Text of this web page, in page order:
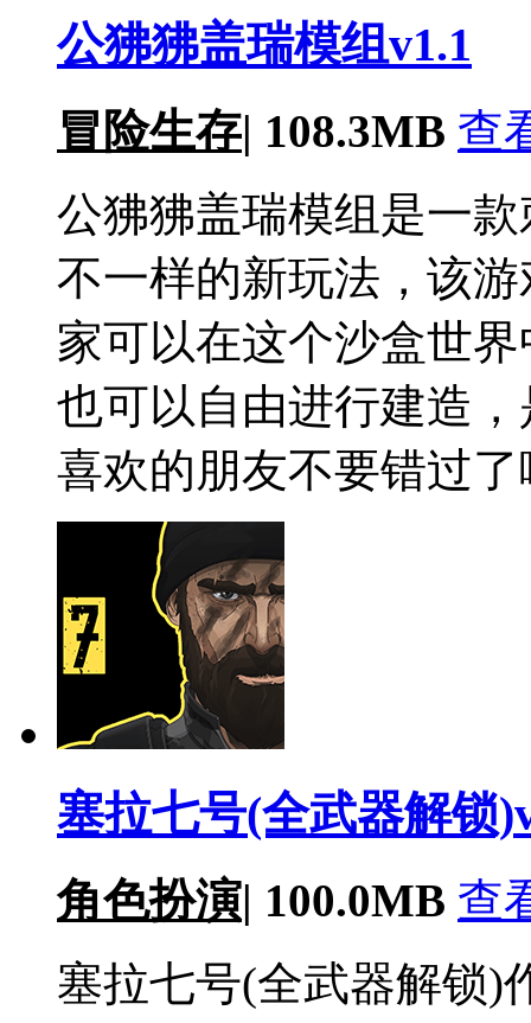
公狒狒盖瑞模组v1.1
冒险生存| 108.3MB 查
公狒狒盖瑞模组是一
不一样的新玩法，该
家可以在这个沙盒世
也可以自由进行建造
喜欢的朋友不要错过
塞拉七号(全武器解锁
角色扮演| 100.0MB 查
塞拉七号(全武器解锁)